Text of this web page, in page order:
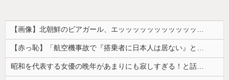
【画像】北朝鮮のビアガール、エッッッッッッッッッッッッッッッッッ！
【赤っ恥】「航空機事故で『搭乗者に日本人は居ない』という発表は嫌い。人間として同じ価値だと思う」→ツッコミ殺到も「自分が気に入らないと思った」と...
昭和を代表する女優の晩年があまりにも寂しすぎる！と話題に、自身の子供を餓死する寸前までネグレクトした挙句……